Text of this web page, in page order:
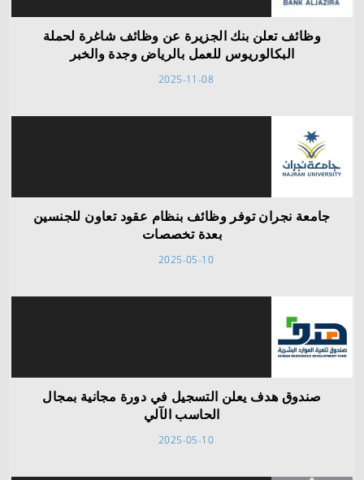
وظائف تعلن بنك الجزيرة عن وظائف شاغرة لحملة
البكالوريوس للعمل بالرياض وجدة والخبر
2025-11-08
جامعة نجران توفر وظائف بنظام عقود تعاون للجنسين
بعدة تخصصات
2025-05-10
صندوق هدف يعلن التسجيل في دورة مجانية بمجال
الحاسب الآلي
2025-05-10